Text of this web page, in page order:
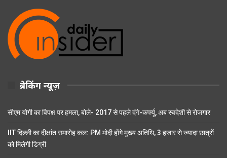
ब्रेकिंग न्यूज़
सीएम योगी का विपक्ष पर हमला, बोले- 2017 से पहले दंगे-कर्फ्यू, अब स्वदेशी से रोजगार
IIT दिल्ली का दीक्षांत समारोह कल: PM मोदी होंगे मुख्य अतिथि, 3 हजार से ज्यादा छात्रों
को मिलेगी डिग्री